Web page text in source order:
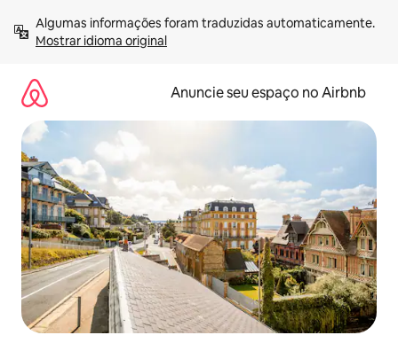
para
Mostrar idioma original
Anuncie seu espaço no Airbnb